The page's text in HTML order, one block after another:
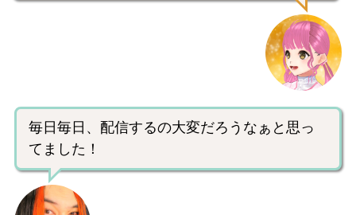
毎日毎日、配信するの大変だろうなぁと思っ
てました！